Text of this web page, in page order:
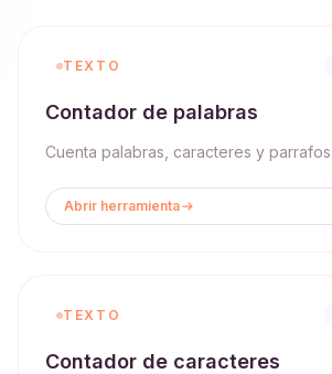
TEXTO
Contador de palabras
Cuenta palabras, caracteres y
Abrir herramienta
TEXTO
Contador de caracteres